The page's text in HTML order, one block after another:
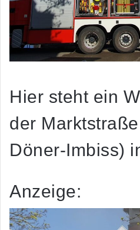
Hier steht ein
der
Döner-Imbiss)
Anzeige: